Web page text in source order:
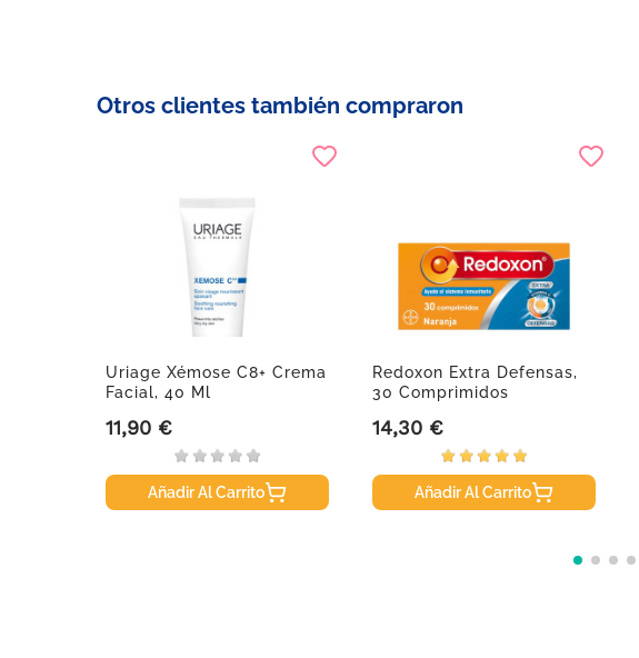
Otros clientes también compraron
Uriage Xémose C8+ Crema
Facial, 40 Ml
Precio
11,90 €
Añadir Al Carrito
Redoxon Extra Defensas,
30 Comprimidos
Precio
14,30 €
Añadir Al Carrito